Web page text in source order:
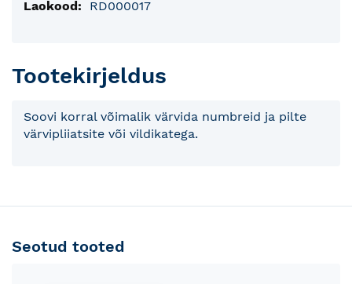
RD000017
Tootekirjeldus
Soovi korral võimalik värvida numbreid ja pilte
värvipliiatsite või vildikatega.
Seotud tooted